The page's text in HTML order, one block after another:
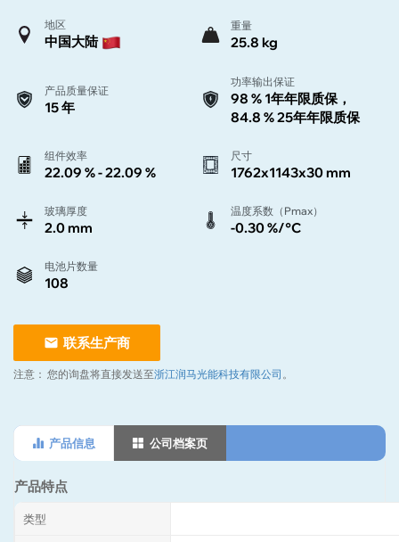
地区
中国大陆
重量
25.8 kg
产品质量保证
15 年
功率输出保证
98 % 1年年限质保，
84.8 % 25年年限质保
组件效率
22.09 % - 22.09 %
尺寸
1762x1143x30 mm
玻璃厚度
2.0 mm
温度系数（Pmax）
-0.30 %/°C
电池片数量
108
联系生产商
注意： 您的询盘将直接发送至浙江润马光能科技有限公司 。
产品信息 公司档案页
产品特点
类型